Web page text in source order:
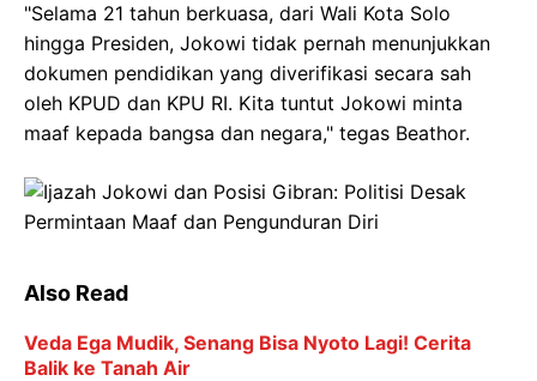
"Selama 21 tahun berkuasa, dari Wali Kota Solo
hingga Presiden, Jokowi tidak pernah menunjukkan
dokumen pendidikan yang diverifikasi secara sah
oleh KPUD dan KPU RI. Kita tuntut Jokowi minta
maaf kepada bangsa dan negara," tegas Beathor.
Also Read
Veda Ega Mudik, Senang Bisa Nyoto Lagi! Cerita
Balik ke Tanah Air